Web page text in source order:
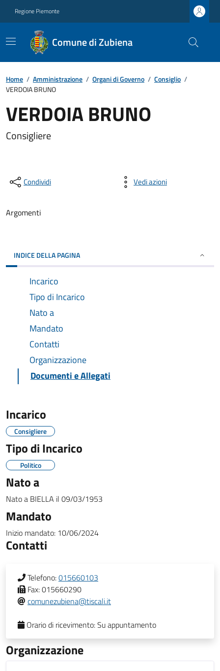
Regione Piemonte
Comune di Zubiena
Home / Amministrazione / Organi di Governo / Consiglio /
VERDOIA BRUNO
VERDOIA BRUNO
Consigliere
Condividi Vedi azioni
Argomenti
INDICE DELLA PAGINA
Incarico
Tipo di Incarico
Nato a
Mandato
Contatti
Organizzazione
Documenti e Allegati
Incarico
Consigliere
Tipo di Incarico
Politico
Nato a
Nato a BIELLA il 09/03/1953
Mandato
Inizio mandato: 10/06/2024
Contatti
Telefono:015660103
Fax:015660290
comunezubiena@tiscali.it
Orario di ricevimento:Su appuntamento
Organizzazione